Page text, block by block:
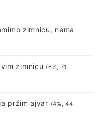
zimnicu, nema
zimnicu (6%, 71
pržim ajvar (4%, 44